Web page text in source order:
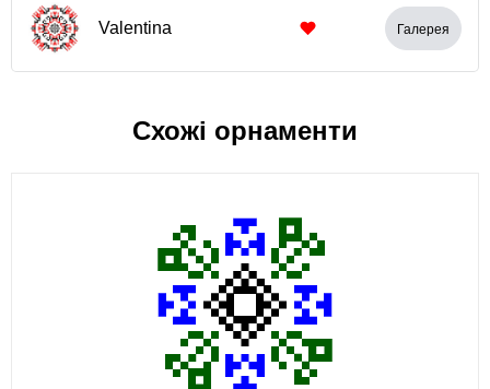
Valentina Галерея
Схожі орнаменти